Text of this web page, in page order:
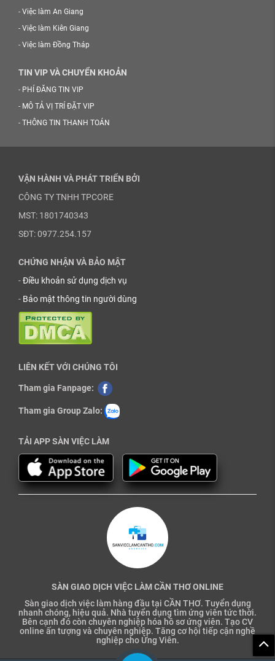
- Việc làm An Giang
- Việc làm Kiên Giang
- Việc làm Đồng Tháp
TIN VIP VÀ CHUYỂN KHOẢN
- PHÍ ĐĂNG TIN VIP
- MÔ TẢ VỊ TRÍ ĐẶT VIP
- THÔNG TIN THANH TOÁN
VẬN HÀNH VÀ PHÁT TRIỂN BỞI
CÔNG TY TNHH TPCORE
MST: 1801740343
SĐT: 0977.254.157
CHỨNG NHẬN VÀ BẢO MẬT
-Điều khoản sử dụng dịch vụ
- Bảo mật thông tin người dùng
LIÊN KẾT VỚI CHÚNG TÔI
Tham gia Fanpage:
Tham gia Group Zalo:
TẢI APP SÀN VIỆC LÀM
SÀN GIAO DỊCH VIỆC LÀM CẦN THƠ ONLINE
Sàn giao dịch việc làm hàng đầu tại CẦN THƠ. Tuyển dụng
nhanh chóng, hiệu quả. Nhà tuyển dụng tìm ứng viên tức thời.
Bên cạnh đó còn chuyên nghiệp hóa hồ sơ ứng viên. Tạo CV
online ấn tượng và chuyên nghiệp. Tăng cơ hội tiếp cận nghề
nghiệp cho Ứng Viên.